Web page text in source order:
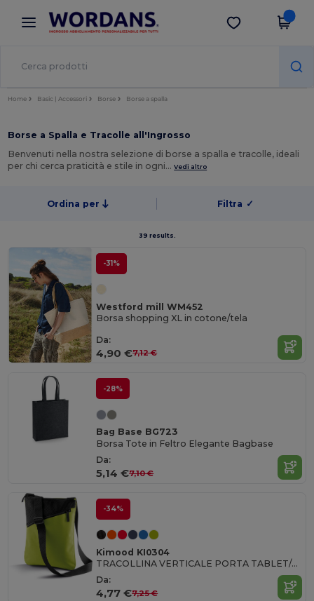
× App Wordans
Prezzi migliori sull'app!
Scarica app
Home Basic | Accessori Borse Borse a spalla
Borse a Spalla e Tracolle all'Ingrosso
Benvenuti nella nostra selezione di borse a spalla e tracolle, ideali
per chi cerca praticità e stile in ogni…Vedi altro
Ordina per Filtra ✓
39 results.
-31%
Westford mill WM452
Borsa shopping XL in cotone/tela
Da:
4,90 €7,12 €
-28%
Bag Base BG723
Borsa Tote in Feltro Elegante Bagbase
Da:
5,14 €7,10 €
-34%
Kimood KI0304
TRACOLLINA VERTICALE PORTA TABLET/DOCUMENTI
Da:
4,77 €7,25 €